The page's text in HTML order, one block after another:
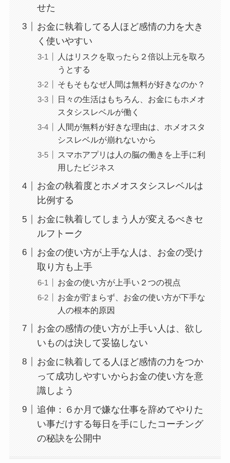
せた
お金に執着してる人ほど感情の力を大き
く使いやすい
人はリスクを取ったら２倍以上元を取ろ
うとする
そもそもなぜ人間は無料が好きなのか？
日々の生活はもちろん、お金にもホメオ
スタシスレベルが働く
人間が無料が好きな理由は、ホメオスタ
シスレベルが崩れないから
スマホアプリは人の脳の働きを上手に利
用したビジネス
お金の執着度とホメオスタシスレベルは
比例する
お金に執着してしまう人が変えるべきセ
ルフトーク
お金の使い方が上手な人は、お金の受け
取り方も上手
お金の使い方が上手い２つの視点
お金が貯まらず、お金の使い方が下手な
人の根本的原因
お金の感情の使い方が上手い人は、欲し
いものは決して妥協しない
お金に執着してる人ほど感情の力をつか
って成功しやすいからお金の使い方を意
識しよう
追伸：６か月で嫌な仕事を辞めてやりた
い事だけする毎日を手にしたコーチング
の秘訣を公開中